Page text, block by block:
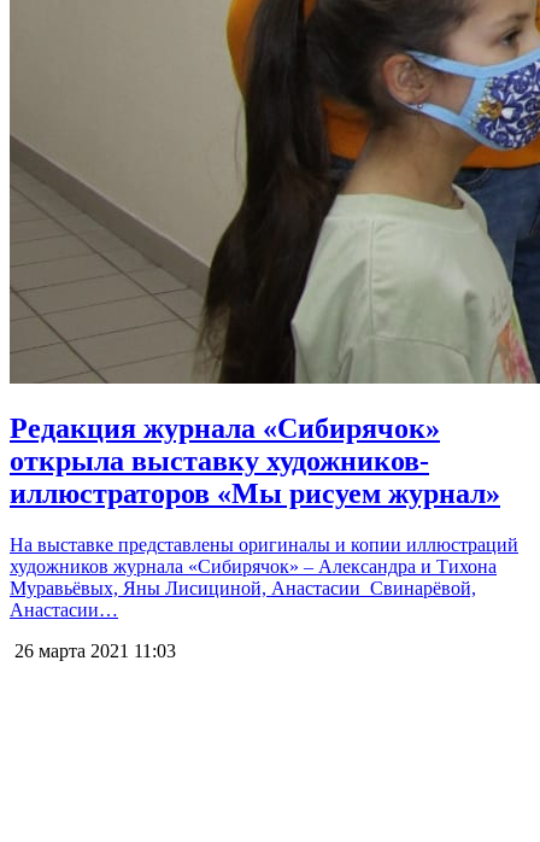
Редакция журнала «Сибирячок»
открыла выставку художников-
иллюстраторов «Мы рисуем журнал»
На выставке представлены оригиналы и копии иллюстраций
художников журнала «Сибирячок» – Александра и Тихона
Муравьёвых, Яны Лисициной, Анастасии Свинарёвой,
Анастасии…
26 марта 2021 11:03